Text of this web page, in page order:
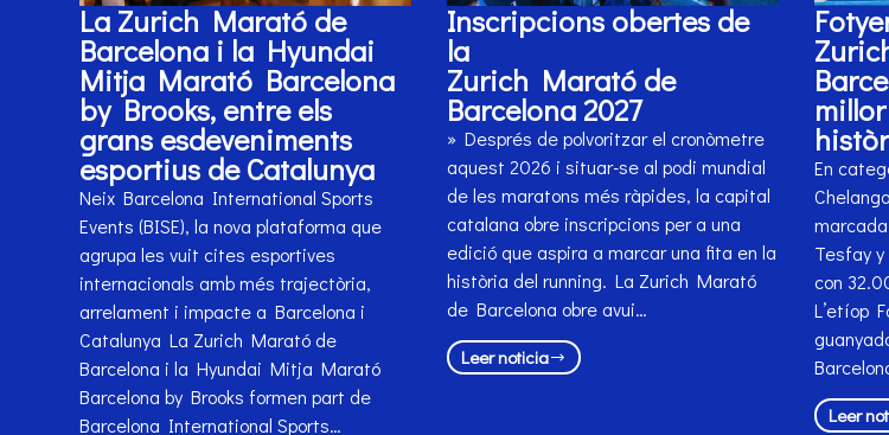
La Zurich Marató de
Barcelona i la Hyundai
Mitja Marató Barcelona
by Brooks, entre els
grans esdeveniments
esportius de Catalunya
Neix Barcelona International Sports
Events (BISE), la nova plataforma que
agrupa les vuit cites esportives
internacionals amb més trajectòria,
arrelament i impacte a Barcelona i
Catalunya La Zurich Marató de
Barcelona i la Hyundai Mitja Marató
Barcelona by Brooks formen part de
Barcelona International Sports…
Inscripcions obertes de
la
Zurich Marató de
Barcelona 2027
» Després de polvoritzar el cronòmetre
aquest 2026 i situar-se al podi mundial
de les maratons més ràpides, la capital
catalana obre inscripcions per a una
edició que aspira a marcar una fita en la
història del running. La Zurich Marató
de Barcelona obre avui…
Leer noticia
En
Tesfay
con
L’etíop
Leer